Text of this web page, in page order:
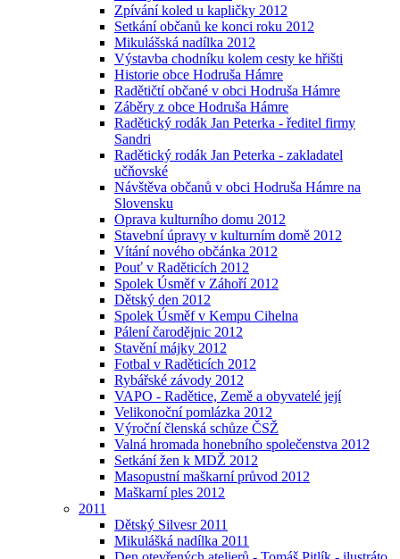
Zpívání koled u kapličky 2012
Setkání občanů ke konci roku 2012
Mikulášská nadílka 2012
Výstavba chodníku kolem cesty ke hřišti
Historie obce Hodruša Hámre
Radětičtí občané v obci Hodruša Hámre
Záběry z obce Hodruša Hámre
Radětický rodák Jan Peterka - ředitel firmy
Sandri
Radětický rodák Jan Peterka - zakladatel
učňovské
Návštěva občanů v obci Hodruša Hámre na
Slovensku
Oprava kulturního domu 2012
Stavební úpravy v kulturním domě 2012
Vítání nového občánka 2012
Pouť v Raděticích 2012
Spolek Úsměf v Záhoří 2012
Dětský den 2012
Spolek Úsměf v Kempu Cihelna
Pálení čarodějnic 2012
Stavění májky 2012
Fotbal v Raděticích 2012
Rybářské závody 2012
VAPO - Radětice, Země a obyvatelé její
Velikonoční pomlázka 2012
Výroční členská schůze ČSŽ
Valná hromada honebního společenstva 2012
Setkání žen k MDŽ 2012
Masopustní maškarní průvod 2012
Maškarní ples 2012
2011
Dětský Silvesr 2011
Mikulášká nadílka 2011